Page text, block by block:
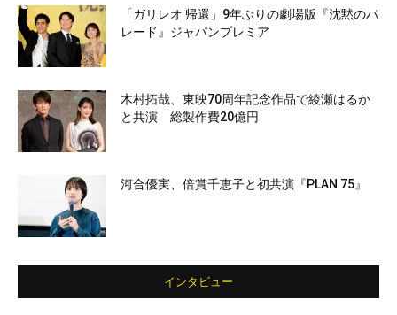
「ガリレオ 帰還」9年ぶりの劇場版『沈黙のパ
レード』ジャパンプレミア
木村拓哉、東映70周年記念作品で綾瀬はるか
と共演 総製作費20億円
河合優実、倍賞千恵子と初共演『PLAN 75』
インタビュー